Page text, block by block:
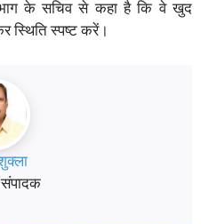
के सचिव से कहा है कि वे खुद
स्थिति स्पष्ट करें।
संपादक